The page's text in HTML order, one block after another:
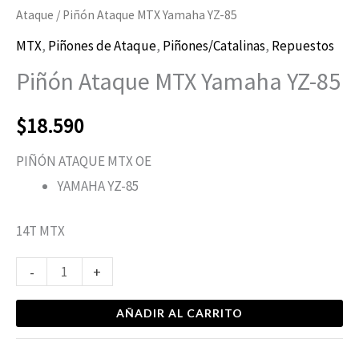
Ataque / Piñón Ataque MTX Yamaha YZ-85
MTX, Piñones de Ataque, Piñones/Catalinas, Repuestos
Piñón Ataque MTX Yamaha YZ-85
$18.590
PIÑÓN ATAQUE MTX OE
YAMAHA YZ-85
14T MTX
- +
AÑADIR AL CARRITO